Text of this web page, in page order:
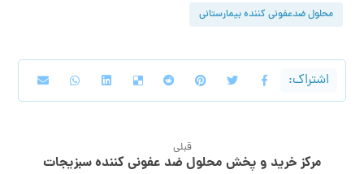
محلول ضدعفونی کننده بیمارستانی
قبلی
مرکز خرید و پخش محلول ضد عفونی کننده سبزیجات